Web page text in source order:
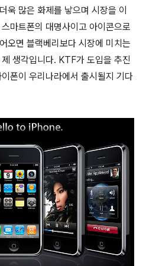
욱 많은 화제를 낳으며 시장을 이
마트폰의 대명사이고 아이콘으로
오면 블랙베리보다 시장에 미치는
생각입니다. KTF가 도입을 추진
폰이 우리나라에서 출시될지 기다